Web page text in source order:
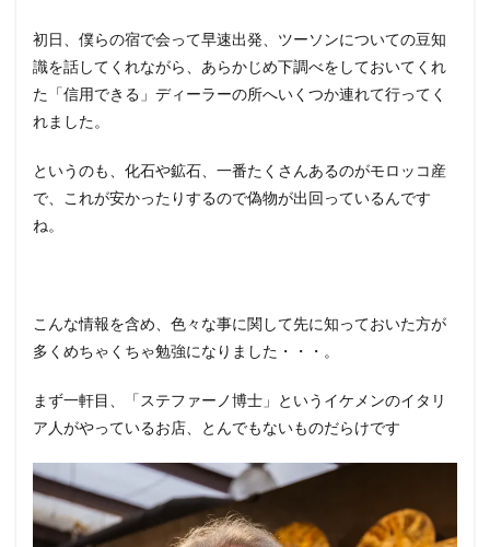
初日、僕らの宿で会って早速出発、ツーソンについての豆知
識を話してくれながら、あらかじめ下調べをしておいてくれ
た「信用できる」ディーラーの所へいくつか連れて行ってく
れました。
というのも、化石や鉱石、一番たくさんあるのがモロッコ産
で、これが安かったりするので偽物が出回っているんです
ね。
こんな情報を含め、色々な事に関して先に知っておいた方が
多くめちゃくちゃ勉強になりました・・・。
まず一軒目、「ステファーノ博士」というイケメンのイタリ
ア人がやっているお店、とんでもないものだらけです